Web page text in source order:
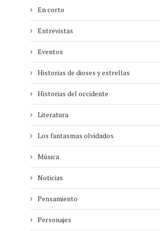
En corto
Entrevistas
Eventos
Historias de dioses y estrellas
Historias del occidente
Literatura
Los fantasmas olvidados
Música
Noticias
Pensamiento
Personajes